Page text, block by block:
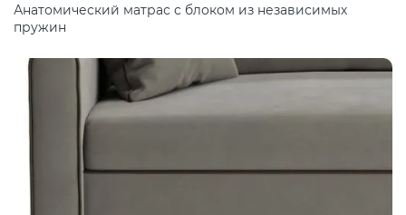
Анатомический матрас с блоком из независимых
пружин